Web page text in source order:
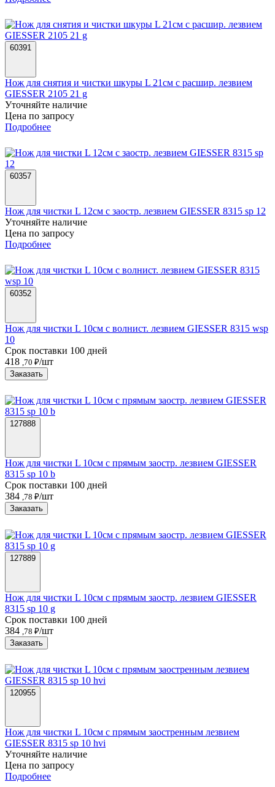
60391
Нож для снятия и чистки шкуры L 21см с расшир. лезвием
GIESSER 2105 21 g
Уточняйте наличие
Цена по запросу
Подробнее
60357
Нож для чистки L 12см с заостр. лезвием GIESSER 8315 sp 12
Уточняйте наличие
Цена по запросу
Подробнее
60352
Нож для чистки L 10см с волнист. лезвием GIESSER 8315 wsp
10
Срок поставки 100 дней
418 ,70 ₽/шт
Заказать
127888
Нож для чистки L 10см с прямым заостр. лезвием GIESSER
8315 sp 10 b
Срок поставки 100 дней
384 ,78 ₽/шт
Заказать
127889
Нож для чистки L 10см с прямым заостр. лезвием GIESSER
8315 sp 10 g
Срок поставки 100 дней
384 ,78 ₽/шт
Заказать
120955
Нож для чистки L 10см с прямым заостренным лезвием
GIESSER 8315 sp 10 hvi
Уточняйте наличие
Цена по запросу
Подробнее